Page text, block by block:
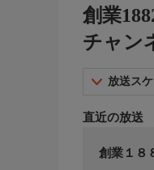
創業
チャン
放送ス
直近の放送
創業１